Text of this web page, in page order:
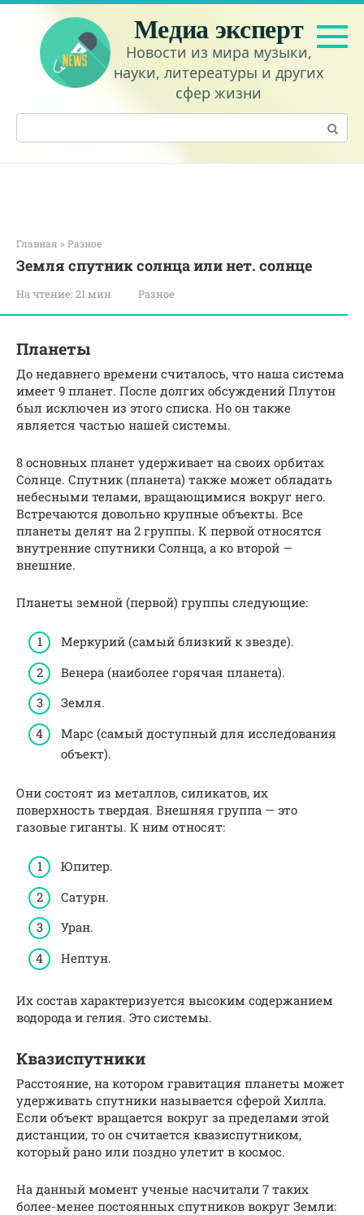
Перейти
контенту
Медиа эксперт
Новости из мира музыки,
науки, литереатуры и других
сфер жизни
Поиск:
Главная » Разное
Земля спутник солнца или нет. солнце
На чтение: 21 мин Разное
Планеты
До недавнего времени считалось, что наша система
имеет 9 планет. После долгих обсуждений Плутон
был исключен из этого списка. Но он также
является частью нашей системы.
8 основных планет удерживает на своих орбитах
Солнце. Спутник (планета) также может обладать
небесными телами, вращающимися вокруг него.
Встречаются довольно крупные объекты. Все
планеты делят на 2 группы. К первой относятся
внутренние спутники Солнца, а ко второй —
внешние.
Планеты земной (первой) группы следующие:
Меркурий (самый близкий к звезде).
Венера (наиболее горячая планета).
Земля.
Марс (самый доступный для исследования
объект).
Они состоят из металлов, силикатов, их
поверхность твердая. Внешняя группа — это
газовые гиганты. К ним относят:
Юпитер.
Сатурн.
Уран.
Нептун.
Их состав характеризуется высоким содержанием
водорода и гелия. Это системы.
Квазиспутники
Расстояние, на котором гравитация планеты может
удерживать спутники называется сферой Хилла.
Если объект вращается вокруг за пределами этой
дистанции, то он считается квазиспутником,
который рано или поздно улетит в космос.
На данный момент ученые насчитали 7 таких
более-менее постоянных спутников вокруг Земли: